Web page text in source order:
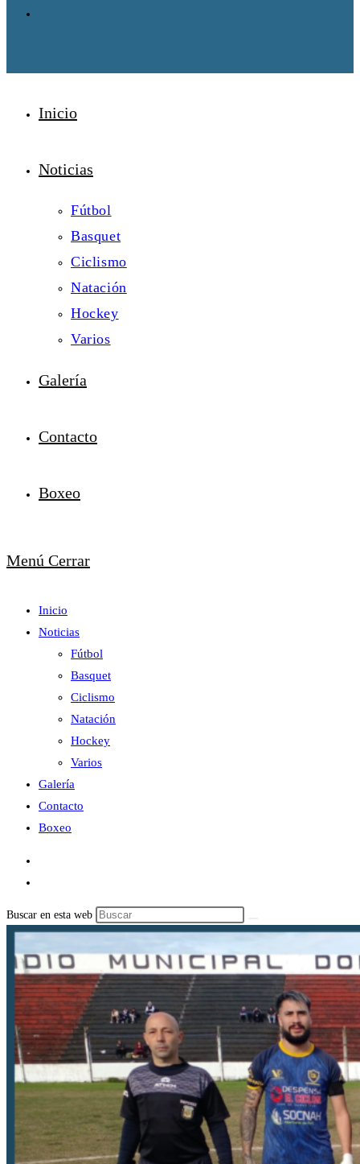
Inicio
Noticias
Fútbol
Basquet
Ciclismo
Natación
Hockey
Varios
Galería
Contacto
Boxeo
Menú Cerrar
Inicio
Noticias
Fútbol
Basquet
Ciclismo
Natación
Hockey
Varios
Galería
Contacto
Boxeo
Buscar en esta web